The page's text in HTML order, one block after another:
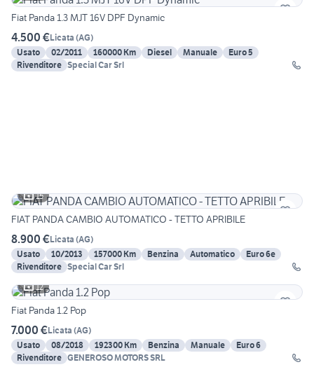
Fiat Panda 1.3 MJT 16V DPF Dynamic
4.500 €Licata (AG)
Usato
02/2011 160000 Km Diesel Manuale
Euro 5
Rivenditore Special Car Srl
15
FIAT PANDA CAMBIO AUTOMATICO - TETTO APRIBILE
8.900 €Licata (AG)
Usato
10/2013 157000 Km Benzina Automatico
Euro 6e
Rivenditore Special Car Srl
12
Fiat Panda 1.2 Pop
7.000 €Licata (AG)
Usato
08/2018 192300 Km Benzina Manuale
Euro 6
Rivenditore GENEROSO MOTORS SRL